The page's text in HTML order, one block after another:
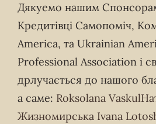
Дякуемо нашим
Кредитівці Самопоміч,
America, та Ukrainian
Professional Association і
дрлучається до нашого
а саме: Roksolana Vaskul
Жизномирська Ivana